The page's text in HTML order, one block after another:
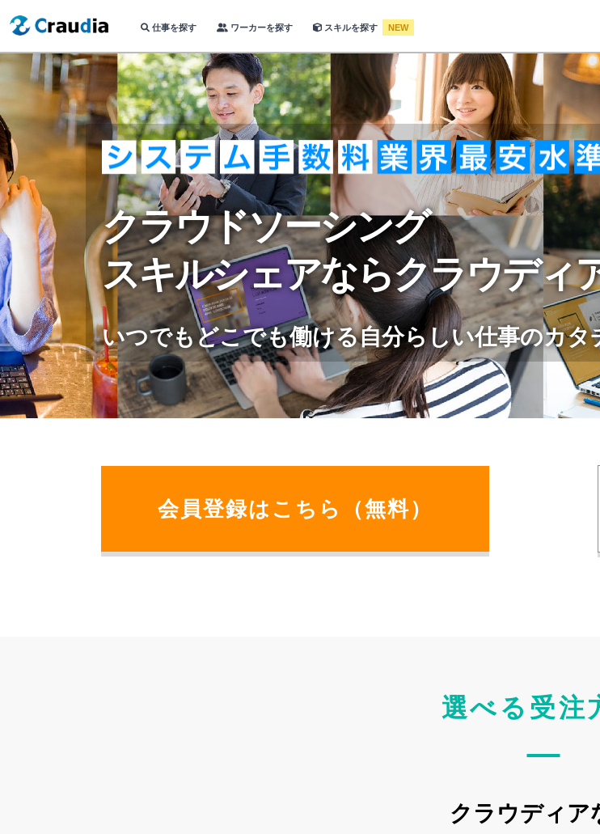
仕事を探す ワーカーを探す スキルを探す NEW
クラウドソーシング
スキルシェアならクラウディ
いつでもどこでも働ける⾃分らしい仕事のカタ
会員登録はこちら（無料）
選べる受注
クラウディア